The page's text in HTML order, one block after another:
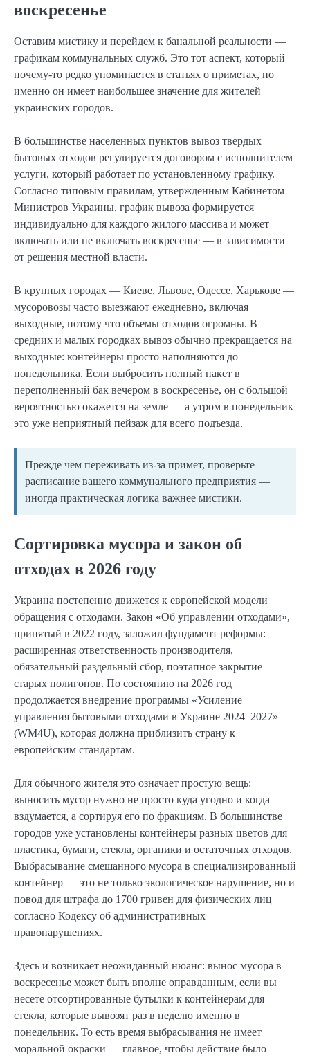
воскресенье
Оставим мистику и перейдем к банальной реальности —
графикам коммунальных служб. Это тот аспект, который
почему-то редко упоминается в статьях о приметах, но
именно он имеет наибольшее значение для жителей
украинских городов.
В большинстве населенных пунктов вывоз твердых
бытовых отходов регулируется договором с исполнителем
услуги, который работает по установленному графику.
Согласно типовым правилам, утвержденным Кабинетом
Министров Украины, график вывоза формируется
индивидуально для каждого жилого массива и может
включать или не включать воскресенье — в зависимости
от решения местной власти.
В крупных городах — Киеве, Львове, Одессе, Харькове —
мусоровозы часто выезжают ежедневно, включая
выходные, потому что объемы отходов огромны. В
средних и малых городках вывоз обычно прекращается на
выходные: контейнеры просто наполняются до
понедельника. Если выбросить полный пакет в
переполненный бак вечером в воскресенье, он с большой
вероятностью окажется на земле — а утром в понедельник
это уже неприятный пейзаж для всего подъезда.
Прежде чем переживать из-за примет, проверьте
расписание вашего коммунального предприятия —
иногда практическая логика важнее мистики.
Сортировка мусора и закон об
отходах в 2026 году
Украина постепенно движется к европейской модели
обращения с отходами. Закон «Об управлении отходами»,
принятый в 2022 году, заложил фундамент реформы:
расширенная ответственность производителя,
обязательный раздельный сбор, поэтапное закрытие
старых полигонов. По состоянию на 2026 год
продолжается внедрение программы «Усиление
управления бытовыми отходами в Украине 2024–2027»
(WM4U), которая должна приблизить страну к
европейским стандартам.
Для обычного жителя это означает простую вещь:
выносить мусор нужно не просто куда угодно и когда
вздумается, а сортируя его по фракциям. В большинстве
городов уже установлены контейнеры разных цветов для
пластика, бумаги, стекла, органики и остаточных отходов.
Выбрасывание смешанного мусора в специализированный
контейнер — это не только экологическое нарушение, но и
повод для штрафа до 1700 гривен для физических лиц
согласно Кодексу об административных
правонарушениях.
Здесь и возникает неожиданный нюанс: вынос мусора в
воскресенье может быть вполне оправданным, если вы
несете отсортированные бутылки к контейнерам для
стекла, которые вывозят раз в неделю именно в
понедельник. То есть время выбрасывания не имеет
моральной окраски — главное, чтобы действие было